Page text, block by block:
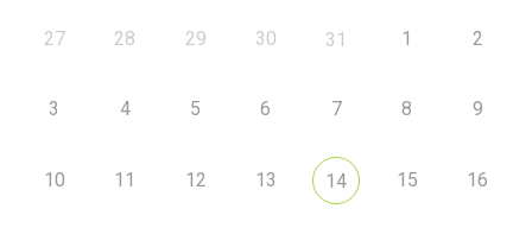
27 28 29 30 31 1 2
3 4 5 6 7 8 9
10 11 12 13 14 15 16